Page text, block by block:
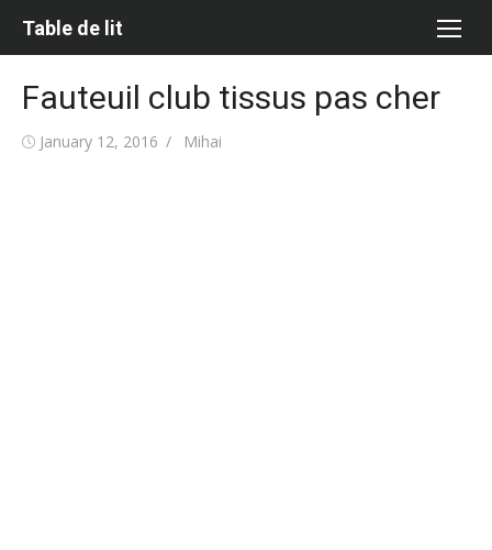
Table de lit
Fauteuil club tissus pas cher
Posted
January 12, 2016 Author
Mihai